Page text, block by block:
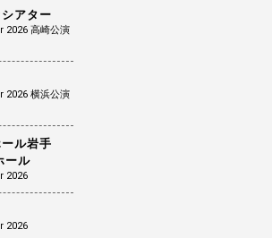
アター
2026 高崎公演
2026 横浜公演
ル岩手
ール
2026
2026